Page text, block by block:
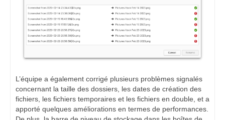
L’équipe a également corrigé plusieurs problèmes signalés
concernant la taille des dossiers, les dates de création des
fichiers, les fichiers temporaires et les fichiers en double, et a
apporté quelques améliorations en termes de performances.